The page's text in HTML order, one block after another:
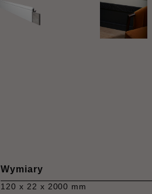
Wymiary
120 x 22 x 2000 mm